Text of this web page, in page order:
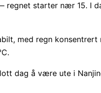
regnet starter nær 15. I
med regn
dag å være ute i